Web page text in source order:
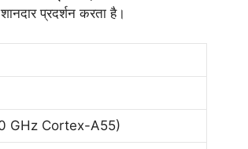
प्रदर्शन करता है।
GHz Cortex-A55)